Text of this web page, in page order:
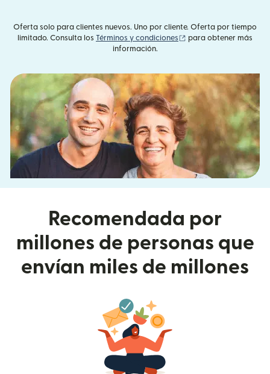
Oferta solo para clientes nuevos. Uno por cliente. Oferta por tiempo
limitado. Consulta los Términos y condiciones (se abre en una
para obtener más
información.
Recomendada por
millones de personas que
envían miles de millones